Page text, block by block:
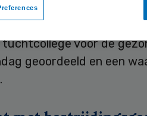
die
tuchtcollege voor de
geoordeeld en een